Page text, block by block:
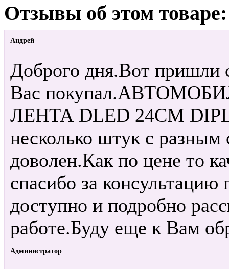
Отзывы об этом товаре:
Андрей
Доброго дня.Вот пришли
Вас
ЛЕНТА DLED 24СМ
несколько штук с разным
доволен.Как по цене то
спасибо за консультацию
доступно и подробно
работе.Буду еще к Вам
Администратор